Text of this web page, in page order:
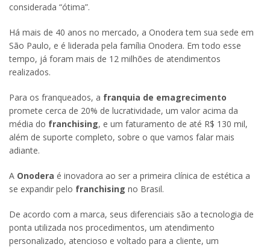
considerada “ótima”.
Há mais de 40 anos no mercado, a Onodera tem sua sede em
São Paulo, e é liderada pela família Onodera. Em todo esse
tempo, já foram mais de 12 milhões de atendimentos
realizados.
Para os franqueados, a franquia de emagrecimento
promete cerca de 20% de lucratividade, um valor acima da
média do franchising, e um faturamento de até R$ 130 mil,
além de suporte completo, sobre o que vamos falar mais
adiante.
A Onodera é inovadora ao ser a primeira clínica de estética a
se expandir pelo franchising no Brasil.
De acordo com a marca, seus diferenciais são a tecnologia de
ponta utilizada nos procedimentos, um atendimento
personalizado, atencioso e voltado para a cliente, um